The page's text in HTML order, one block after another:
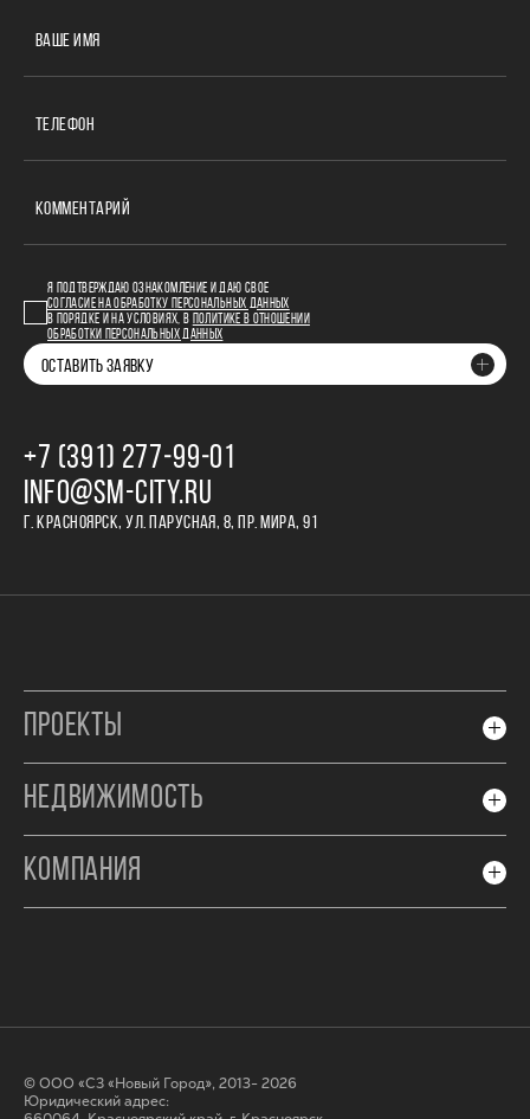
ВАШЕ ИМЯ
ТЕЛЕФОН
КОММЕНТАРИЙ
Я ПОДТВЕРЖДАЮ ОЗНАКОМЛЕНИЕ И ДАЮ СВОЕ
СОГЛАСИЕ НА ОБРАБОТКУ ПЕРСОНАЛЬНЫХ ДАННЫХ
В ПОРЯДКЕ И НА УСЛОВИЯХ, В
ПОЛИТИКЕ В ОТНОШЕНИИ
ОБРАБОТКИ ПЕРСОНАЛЬНЫХ ДАННЫХ
ОСТАВИТЬ ЗАЯВКУ
+7 (391) 277‒99‒01
INFO@SM-CITY.RU
Г. КРАСНОЯРСК, УЛ. ПАРУСНАЯ, 8, ПР. МИРА, 91
ПРОЕКТЫ
НЕДВИЖИМОСТЬ
КОМПАНИЯ
© ООО «СЗ «Новый Город», 2013- 2026
Юридический адрес: